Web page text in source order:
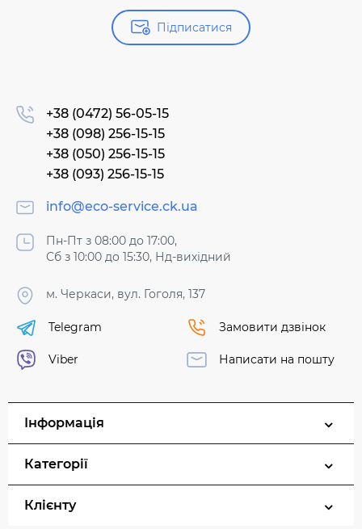
Підписатися
+38 (0472) 56-05-15
+38 (098) 256-15-15
+38 (050) 256-15-15
+38 (093) 256-15-15
info@eco-service.ck.ua
Пн-Пт з 08:00 до 17:00,
Сб з 10:00 до 15:30, Нд-вихідний
м. Черкаси, вул. Гоголя, 137
Telegram
Viber
Замовити дзвінок
Написати на пошту
Інформація
Категорії
Клієнту